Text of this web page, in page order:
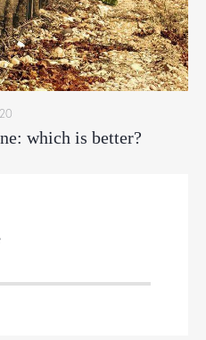
which is better?